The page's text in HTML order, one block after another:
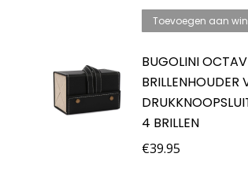
Toevoegen aan
BUGOLINI
BRILLENHOUDER
4 BRILLEN
€39.95